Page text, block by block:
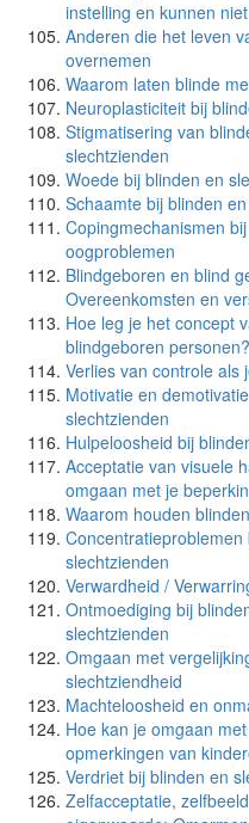
instelling en kunnen
Anderen die het leven
overnemen
Waarom laten blinde
Neuroplasticiteit bij
Stigmatisering van
slechtzienden
Woede bij blinden en
Schaamte bij blinden
Copingmechanismen
oogproblemen
Blindgeboren en blind
Overeenkomsten en
Hoe leg je het concept
blindgeboren personen?
Verlies van controle als
Motivatie en
slechtzienden
Hulpeloosheid bij
Acceptatie van visuele
omgaan met je
Waarom houden
Concentratieproblemen
slechtzienden
Verwardheid /
Ontmoediging bij
slechtzienden
Omgaan met
slechtziendheid
Machteloosheid en
Hoe kan je omgaan
opmerkingen van
Verdriet bij blinden en
Zelfacceptatie,